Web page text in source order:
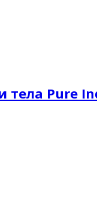
тела Pure